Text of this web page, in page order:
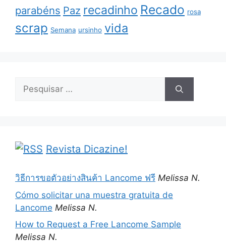
parabéns Paz recadinho Recado rosa
scrap Semana ursinho vida
Pesquisar
Revista Dicazine!
วิธีการขอตัวอย่างสินค้า Lancome ฟรี Melissa N.
Cómo solicitar una muestra gratuita de
Lancome Melissa N.
How to Request a Free Lancome Sample
Melissa N.